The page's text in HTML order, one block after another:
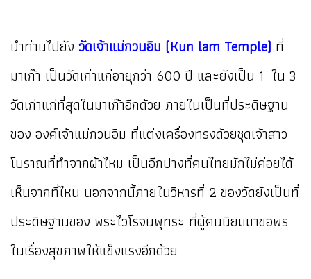
นำท่านไปยัง วัดเจ้าแม่กวนอิม (Kun lam Temple) ที่
มาเก๊า เป็นวัดเก่าแก่อายุกว่า 600 ปี และยังเป็น 1 ใน 3
วัดเก่าแก่ที่สุดในมาเก๊าอีกด้วย ภายในเป็นที่ประดิษฐาน
ของ องค์เจ้าแม่กวนอิม ที่แต่งเครื่องทรงด้วยชุดเจ้าสาว
โบราณที่ทำจากผ้าไหม เป็นอีกปางที่คนไทยมักไม่ค่อยได้
เห็นจากที่ไหน นอกจากนี้ภายในวิหารที่ 2 ของวัดยังเป็นที่
ประดิษฐานของ พระไวโรจนพุทระ ที่ผู้คนนิยมมาขอพร
ในเรื่องสุขภาพให้แข็งแรงอีกด้วย